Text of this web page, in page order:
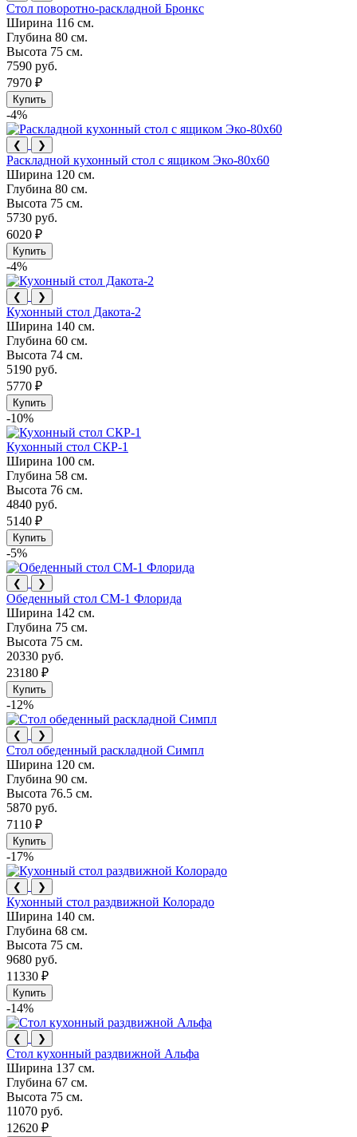
Стол поворотно-раскладной Бронкс
Ширина 116 см.
Глубина 80 см.
Высота 75 см.
7590 руб.
7970 ₽
Купить
-4%
❮ ❯
Раскладной кухонный стол с ящиком Эко-80х60
Ширина 120 см.
Глубина 80 см.
Высота 75 см.
5730 руб.
6020 ₽
Купить
-4%
❮ ❯
Кухонный стол Дакота-2
Ширина 140 см.
Глубина 60 см.
Высота 74 см.
5190 руб.
5770 ₽
Купить
-10%
Кухонный стол СКР-1
Ширина 100 см.
Глубина 58 см.
Высота 76 см.
4840 руб.
5140 ₽
Купить
-5%
❮ ❯
Обеденный стол СМ-1 Флорида
Ширина 142 см.
Глубина 75 см.
Высота 75 см.
20330 руб.
23180 ₽
Купить
-12%
❮ ❯
Стол обеденный раскладной Симпл
Ширина 120 см.
Глубина 90 см.
Высота 76.5 см.
5870 руб.
7110 ₽
Купить
-17%
❮ ❯
Кухонный стол раздвижной Колорадо
Ширина 140 см.
Глубина 68 см.
Высота 75 см.
9680 руб.
11330 ₽
Купить
-14%
❮ ❯
Стол кухонный раздвижной Альфа
Ширина 137 см.
Глубина 67 см.
Высота 75 см.
11070 руб.
12620 ₽